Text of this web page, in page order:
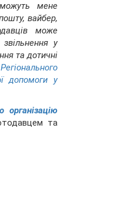
мене
вайбер,
може
у
та дотичні
допомоги у
організацію
та